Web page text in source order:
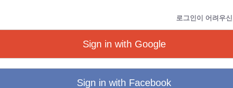
로그인이 어려우
Sign in with Google
Sign in with Facebook